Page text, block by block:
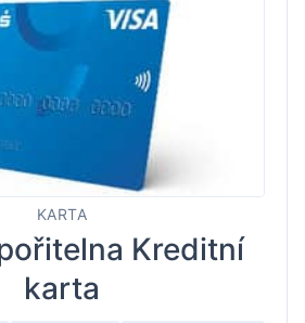
KARTA
Kreditní
karta